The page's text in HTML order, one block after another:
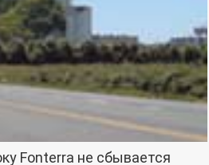
Fonterra не сбывается